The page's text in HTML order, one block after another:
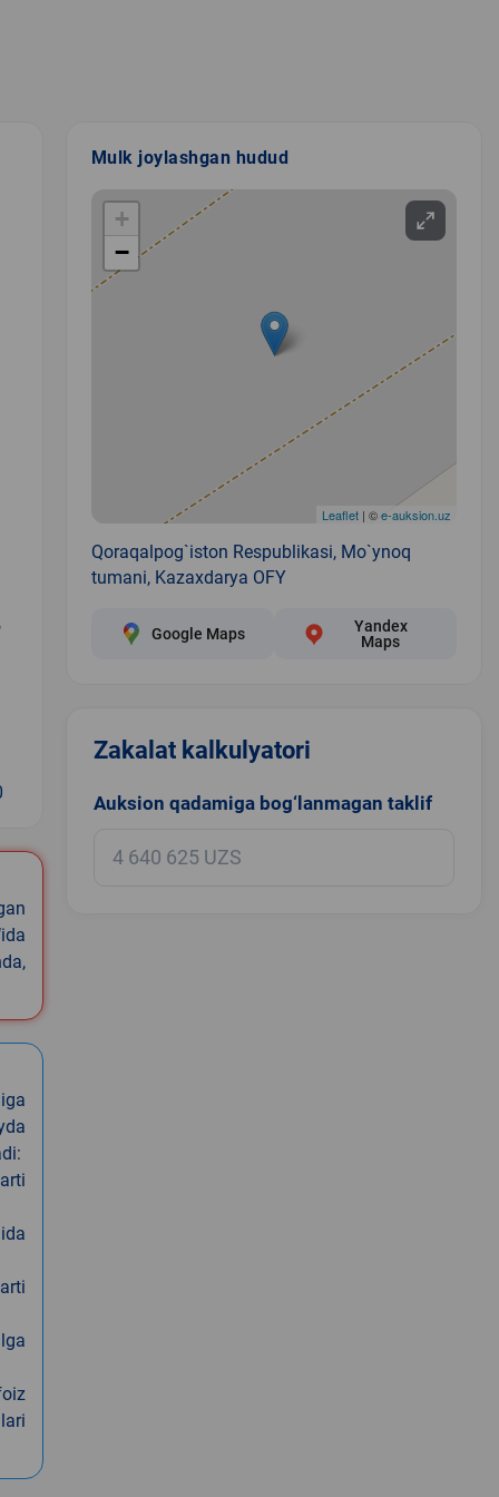
Mulk joylashgan hudud
+
−
Leaflet| ©e-auksion.uz
Qoraqalpog`iston Respublikasi, Mo`ynoq
tumani, Kazaxdarya OFY
Google Maps
Yandex
Maps
Zakalat kalkulyatori
Auksion qadamiga bog‘lanmagan taklif